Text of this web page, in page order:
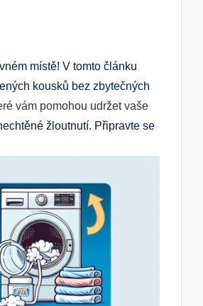
místě! V tomto článku
kousků bez zbytečných
vám pomohou udržet vaše
žloutnutí. Připravte se